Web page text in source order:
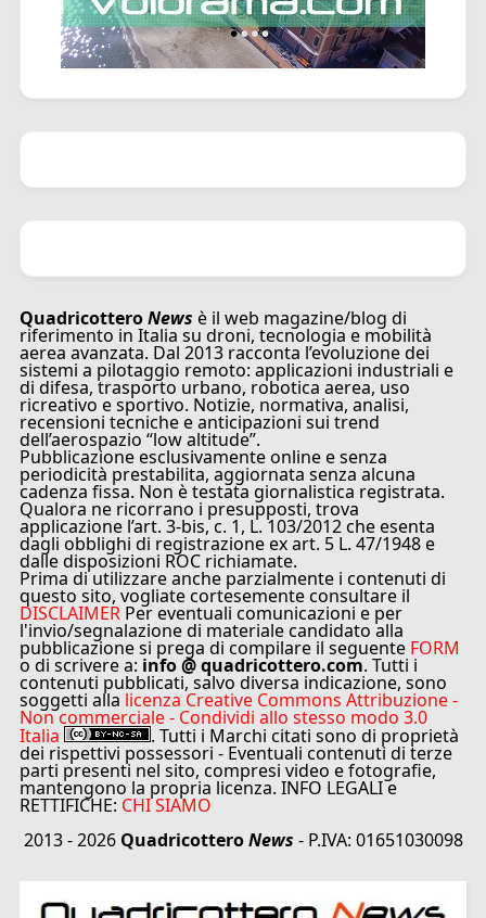
QuadricotteroNews è il web magazine/blog di
riferimento in Italia su droni, tecnologia e mobilità
aerea avanzata. Dal 2013 racconta l’evoluzione dei
sistemi a pilotaggio remoto: applicazioni industriali e
di difesa, trasporto urbano, robotica aerea, uso
ricreativo e sportivo. Notizie, normativa, analisi,
recensioni tecniche e anticipazioni sui trend
dell’aerospazio “low altitude”.
Pubblicazione esclusivamente online e senza
periodicità prestabilita, aggiornata senza alcuna
cadenza fissa. Non è testata giornalistica registrata.
Qualora ne ricorrano i presupposti, trova
applicazione l’art. 3-bis, c. 1, L. 103/2012 che esenta
dagli obblighi di registrazione ex art. 5 L. 47/1948 e
dalle disposizioni ROC richiamate.
Prima di utilizzare anche parzialmente i contenuti di
questo sito, vogliate cortesemente consultare il
DISCLAIMER Per eventuali comunicazioni e per
l'invio/segnalazione di materiale candidato alla
pubblicazione si prega di compilare il seguente FORM
o di scrivere a: info @ quadricottero.com. Tutti i
contenuti pubblicati, salvo diversa indicazione, sono
soggetti alla licenza Creative Commons Attribuzione -
Non commerciale - Condividi allo stesso modo 3.0
Italia . Tutti i Marchi citati sono di proprietà
dei rispettivi possessori - Eventuali contenuti di terze
parti presenti nel sito, compresi video e fotografie,
mantengono la propria licenza. INFO LEGALI e
RETTIFICHE: CHI SIAMO
2013 - 2026 QuadricotteroNews - P.IVA: 01651030098